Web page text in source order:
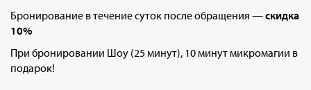
Бронирование в течение суток после обращения —скидка
10%
При бронировании Шоу (25 минут), 10 минут микромагии в
подарок!